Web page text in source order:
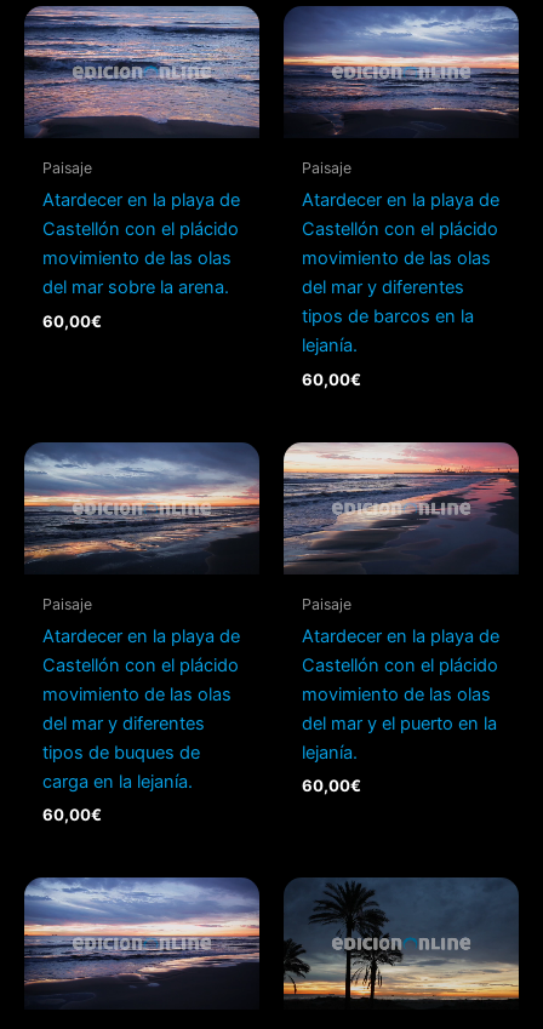
Paisaje
Atardecer en la playa de
Castellón con el plácido
movimiento de las olas
del mar sobre la arena.
60,00€
Paisaje
Atardecer en la playa de
Castellón con el plácido
movimiento de las olas
del mar y diferentes
tipos de barcos en la
lejanía.
60,00€
Paisaje
Atardecer en la playa de
Castellón con el plácido
movimiento de las olas
del mar y diferentes
tipos de buques de
carga en la lejanía.
60,00€
Paisaje
Atardecer en la playa de
Castellón con el plácido
movimiento de las olas
del mar y el puerto en la
lejanía.
60,00€